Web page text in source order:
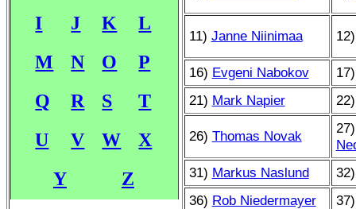
I
J K
L
M
N O
P
Q
R S
T
U
V W
X
Y
Z
11) Janne Niinimaa
16) Evgeni Nabokov
21) Mark Napier
26) Thomas Novak
31) Markus Naslund
36) Rob Niedermayer